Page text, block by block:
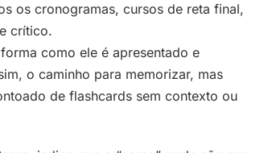
os cronogramas, cursos de reta final,
crítico.
como ele é apresentado e
o caminho para memorizar, mas
de flashcards sem contexto ou